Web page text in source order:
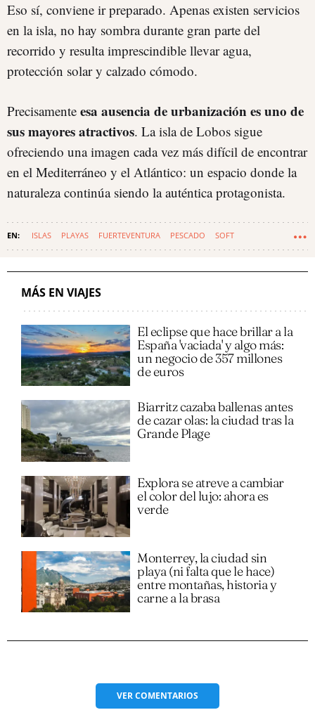
Eso sí, conviene ir preparado. Apenas existen servicios
en la isla, no hay sombra durante gran parte del
recorrido y resulta imprescindible llevar agua,
protección solar y calzado cómodo.
Precisamente esa ausencia de urbanización es uno de
sus mayores atractivos. La isla de Lobos sigue
ofreciendo una imagen cada vez más difícil de encontrar
en el Mediterráneo y el Atlántico: un espacio donde la
naturaleza continúa siendo la auténtica protagonista.
ISLAS PLAYAS FUERTEVENTURA PESCADO SOFT
MÁS EN VIAJES
El eclipse que hace brillar a la
España 'vaciada' y algo más:
un negocio de 357 millones
de euros
Biarritz cazaba ballenas antes
de cazar olas: la ciudad tras la
Grande Plage
Explora se atreve a cambiar
el color del lujo: ahora es
verde
Monterrey, la ciudad sin
playa (ni falta que le hace)
entre montañas, historia y
carne a la brasa
VERCOMENTARIOS